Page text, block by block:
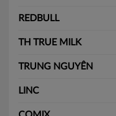
REDBULL
TH TRUE MILK
TRUNG NGUYÊN
LINC